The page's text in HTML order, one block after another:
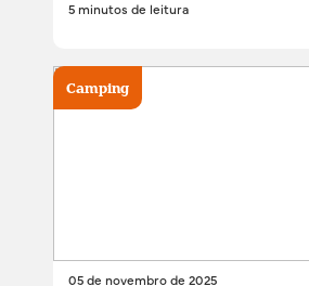
5 minutos de leitura
05 de novembro de 2025
Camping